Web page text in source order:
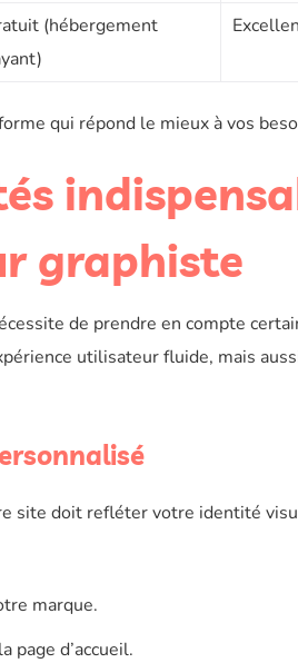
(hébergement
qui répond le mieux à vos
graphiste
de prendre en compte
utilisateur fluide, mais
site doit refléter votre identité
marque.
page d’accueil.